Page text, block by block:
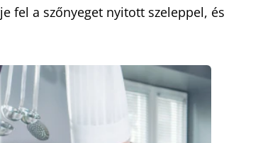
fel a szőnyeget nyitott szeleppel, és